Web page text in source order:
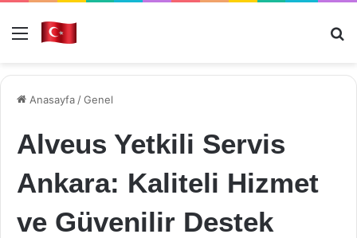
Menü
Anasayfa /Genel
Alveus Yetkili Servis
Ankara: Kaliteli Hizmet
ve Güvenilir Destek